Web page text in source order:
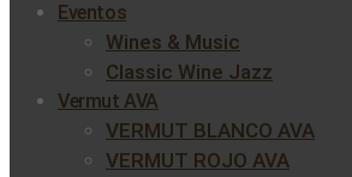
Eventos
Wines & Music
Classic Wine Jazz
Vermut AVA
VERMUT BLANCO AVA
VERMUT ROJO AVA